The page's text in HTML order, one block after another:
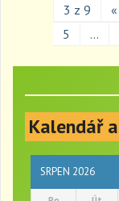
3 z 9
5
…
Kalendář
SRPEN 2026